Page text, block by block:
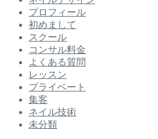
プロフィール
初めまして
スクール
コンサル料金
よくある質問
レッスン
プライベート
集客
ネイル技術
未分類